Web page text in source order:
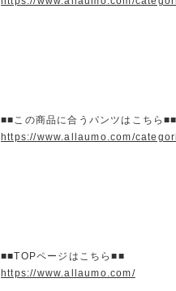
■■この商品に合うパンツはこちら■■
https://www.allaumo.com/
■■TOPページはこちら■■
https://www.allaumo.com/